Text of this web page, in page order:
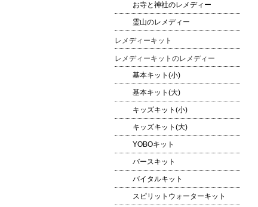
お寺と神社のレメディー
霊山のレメディー
レメディーキット
レメディーキットのレメディー
基本キット(小)
基本キット(大)
キッズキット(小)
キッズキット(大)
YOBOキット
バースキット
バイタルキット
スピリットウォーターキット